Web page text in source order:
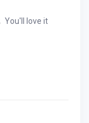
You'll love it